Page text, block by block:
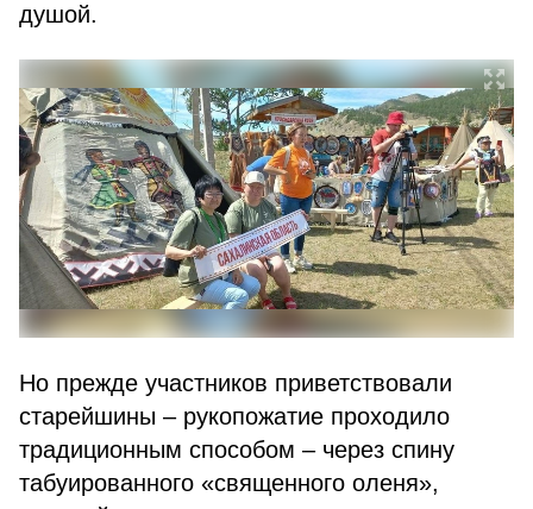
душой.
Но прежде участников приветствовали
старейшины – рукопожатие проходило
традиционным способом – через спину
табуированного «священного оленя»,